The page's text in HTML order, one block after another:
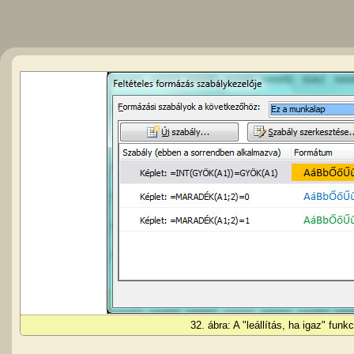
32. ábra: A "leállítás, ha igaz"